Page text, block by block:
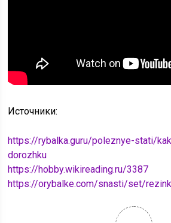
Источники:
https://rybalka.guru/poleznye-stati/
dorozhku
https://hobby.wikireading.ru/3387
https://orybalke.com/snasti/set/